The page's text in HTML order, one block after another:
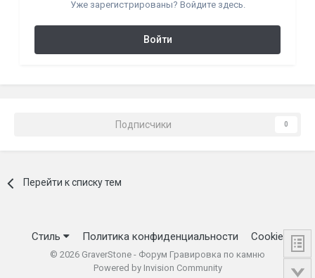
Уже зарегистрированы? Войдите здесь.
Войти
Подписчики 0
Перейти к списку тем
Стиль Политика конфиденциальности Cookie
© 2026 GraverStone - Форум Гравировка по камню
Powered by Invision Community